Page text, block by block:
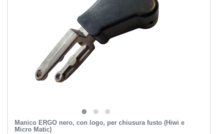
Manico ERGO nero, con logo, per chiusura fusto (Hiwi e
Micro Matic)